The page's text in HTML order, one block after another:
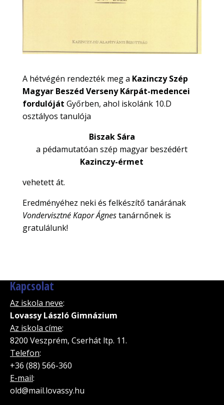
A hétvégén rendezték meg a Kazinczy Szép
Magyar Beszéd Verseny Kárpát-medencei
fordulóját Győrben, ahol iskolánk 10.D
osztályos tanulója
Biszak Sára
a pédamutatóan szép magyar beszédért
Kazinczy-érmet
vehetett át.
Eredményéhez neki és felkészítő tanárának
Vondervisztné Kapor Ágnestanárnőnek is
gratulálunk!
Kapcsolat
Az iskola neve:
Lovassy László Gimnázium
Az iskola címe:
8200 Veszprém, Cserhát ltp. 11.
Telefon:
+36 (88) 566-360
E-mail:
old@mail.lovassy.hu